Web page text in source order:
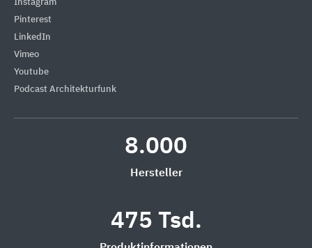
Instagram
Pinterest
LinkedIn
Vimeo
Youtube
Podcast Architekturfunk
8.000
Hersteller
475 Tsd.